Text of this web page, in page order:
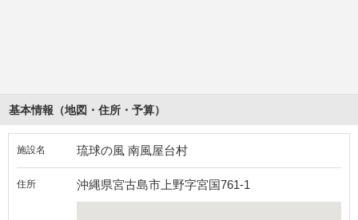
基本情報（地図・住所・予算）
施設名 琉球の風 南風屋台村
住所 沖縄県宮古島市上野字宮国761-1